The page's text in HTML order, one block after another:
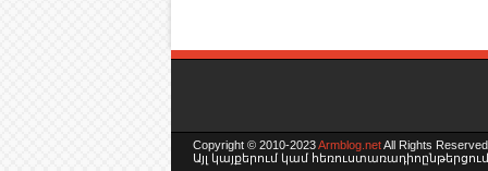
Copyright © 2010-2023Armblog.netAll Rights Reserved
Այլ կայքերում կամ